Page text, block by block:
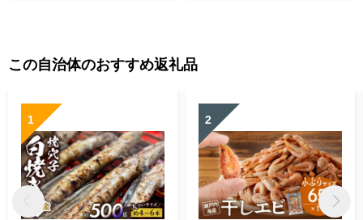
この自治体のおすすめ返礼品
1 2